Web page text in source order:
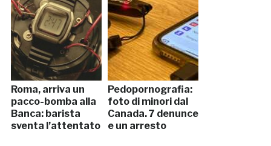
Roma, arriva un
pacco-bomba alla
Banca: barista
sventa l’attentato
Pedopornografia:
foto di minori dal
Canada. 7 denunce
e un arresto